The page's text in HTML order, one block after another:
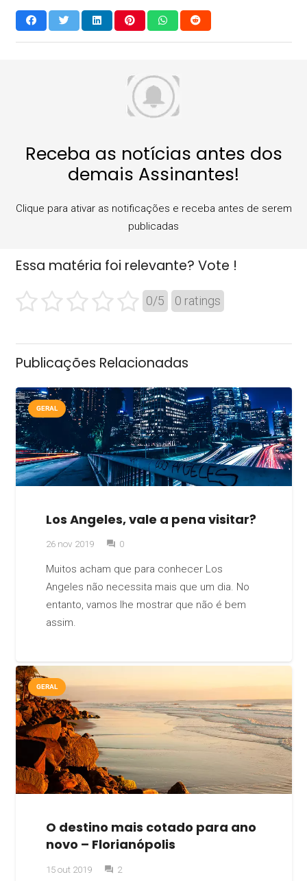
Receba as notícias antes dos
demais Assinantes!
Clique para ativar as notificações e receba antes de serem
publicadas
Essa matéria foi relevante? Vote !
0/5 0 ratings
Publicações Relacionadas
GERAL
Los Angeles, vale a pena visitar?
26 nov 2019 question_answer 0
Muitos acham que para conhecer Los
Angeles não necessita mais que um dia. No
entanto, vamos lhe mostrar que não é bem
assim.
GERAL
O destino mais cotado para ano
novo – Florianópolis
15 out 2019 question_answer 2Comentários